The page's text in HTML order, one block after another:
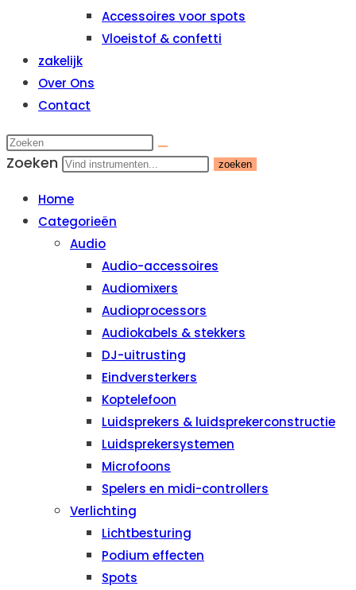
Accessoires voor spots
Vloeistof & confetti
zakelijk
Over Ons
Contact
Zoeken zoeken
Home
Categorieën
Audio
Audio-accessoires
Audiomixers
Audioprocessors
Audiokabels & stekkers
DJ-uitrusting
Eindversterkers
Koptelefoon
Luidsprekers & luidsprekerconstructie
Luidsprekersystemen
Microfoons
Spelers en midi-controllers
Verlichting
Lichtbesturing
Podium effecten
Spots